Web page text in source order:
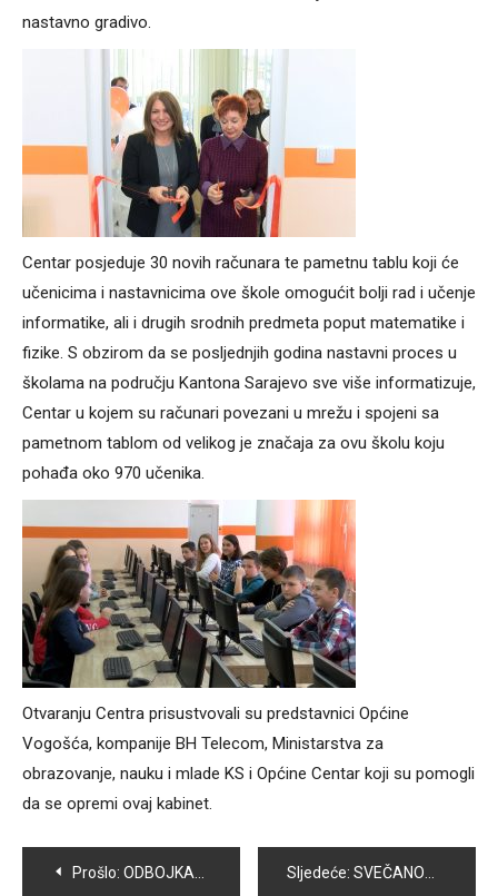
nastavno gradivo.
Centar posjeduje 30 novih računara te pametnu tablu koji će
učenicima i nastavnicima ove škole omogućit bolji rad i učenje
informatike, ali i drugih srodnih predmeta poput matematike i
fizike. S obzirom da se posljednjih godina nastavni proces u
školama na području Kantona Sarajevo sve više informatizuje,
Centar u kojem su računari povezani u mrežu i spojeni sa
pametnom tablom od velikog je značaja za ovu školu koju
pohađa oko 970 učenika.
Otvaranju Centra prisustvovali su predstavnici Općine
Vogošća, kompanije BH Telecom, Ministarstva za
obrazovanje, nauku i mlade KS i Općine Centar koji su pomogli
da se opremi ovaj kabinet.
Navigacija
Prošlo: ODBOJKAŠICE VOGOŠĆE PORAŽENE OD OK ILIDŽA Sljedeće: SVEČANOM PRIREDBOM UČENICI OŠ “MIRSAD PRNJAVORAC” POČELI OBILJEŽAVANJE DANA DRŽAVNOSTI